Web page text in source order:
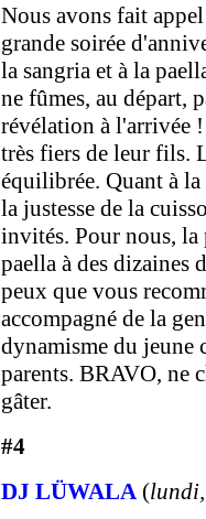
Nous avons fait
grande soirée
la sangria et à la
ne fûmes, au départ,
révélation à l'arrivée
très fiers de leur fils.
équilibrée. Quant à
la justesse de la
invités. Pour nous,
paella à des dizaines
peux que vous
accompagné de la
dynamisme du jeune
parents. BRAVO, ne
gâter.
#4
DJ LÜWALA (